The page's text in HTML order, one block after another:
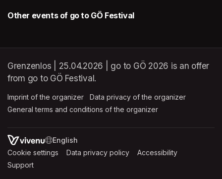
Other events of go to GÖ Festival
Grenzenlos | 25.04.2026 | go to GÖ 2026 is an offer
from go to GÖ Festival.
Imprint of the organizer (opens in a new tab)
Data privacy of the organizer
General terms and conditions of the organizer
SWITCH LANGUAGE
Cookie settings (opens in a new tab)
Data privacy policy (opens in a new tab)
Accessibility
Support